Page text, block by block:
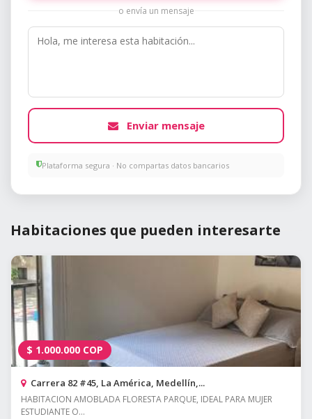
o envía un mensaje
Enviar mensaje
Plataforma segura · No compartas datos bancarios
Habitaciones que pueden interesarte
$ 1.000.000 COP
Carrera 82 #45, La América, Medellín,...
HABITACION AMOBLADA FLORESTA PARQUE, IDEAL PARA MUJER
ESTUDIANTE O...